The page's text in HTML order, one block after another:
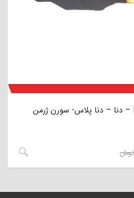
لنت ترمز جلو سمند EF7 – دنا – دنا پلاس- سورن ژرمن
تومان